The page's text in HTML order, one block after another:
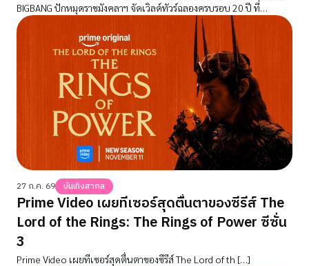
BIGBANG ปักหมุดราชมังคลาฯ จัดเวิลด์ทัวร์ฉลองครบรอบ 20 ปี ที่
กรุงเทพฯ
27 ก.ค. 69 บันเทิงสากล
Prime Video เผยทีเซอร์สุดตื่นตาของซีรีส์ The
Lord of the Rings: The Rings of Power ซีซั่น
3
Prime Video เผยทีเซอร์สุดตื่นตาของซีรีส์ The Lord of th […]